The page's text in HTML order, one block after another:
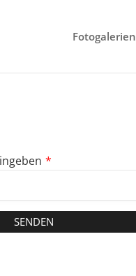
Fotogalerien
*
SENDEN